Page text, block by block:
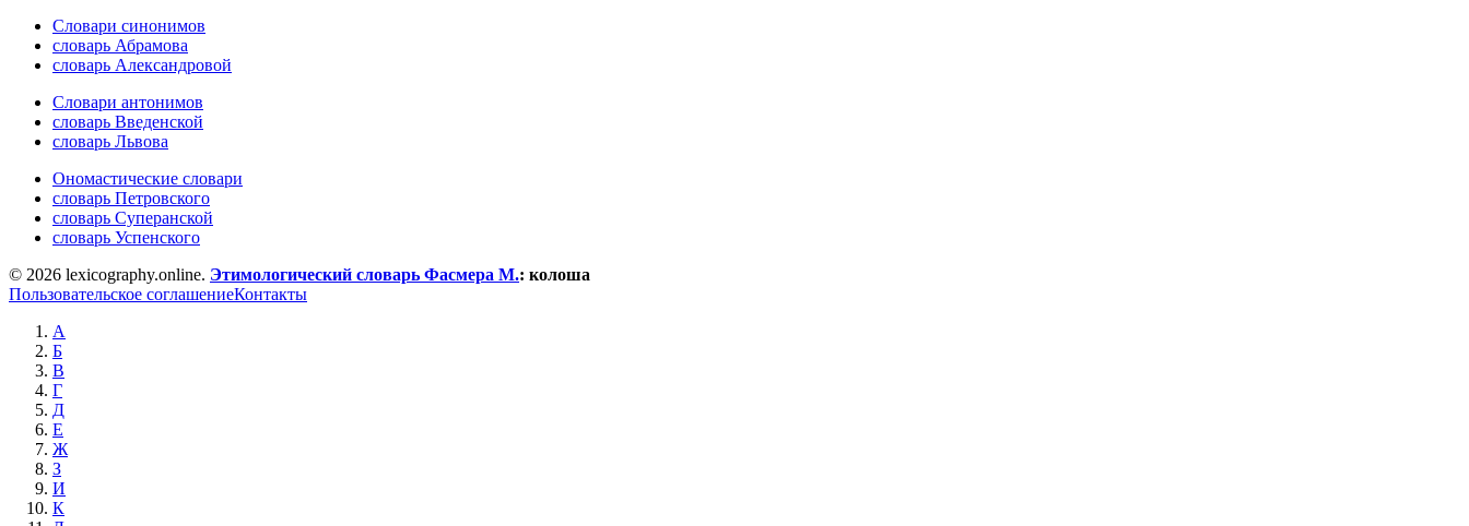
Словари синонимов
словарь Абрамова
словарь Александровой
Словари антонимов
словарь Введенской
словарь Львова
Ономастические словари
словарь Петровского
словарь Суперанской
словарь Успенского
© 2026 lexicography.online. Этимологический словарь Фасмера М.: колоша
Пользовательское соглашениеКонтакты
А
Б
В
Г
Д
Е
Ж
З
И
К